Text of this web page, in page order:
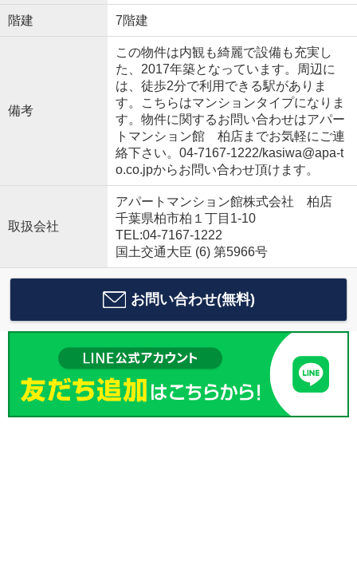
階建 7階建
備考
この物件は内観も綺麗で設備も充実し
た、2017年築となっています。周辺に
は、徒歩2分で利用できる駅がありま
す。こちらはマンションタイプになりま
す。物件に関するお問い合わせはアパー
トマンション館 柏店までお気軽にご連
絡下さい。04-7167-1222/kasiwa@apa-t
o.co.jpからお問い合わせ頂けます。
取扱会社
アパートマンション館株式会社 柏店
千葉県柏市柏１丁目1-10
TEL:04-7167-1222
国土交通大臣 (6) 第5966号
お問い合わせ(無料)